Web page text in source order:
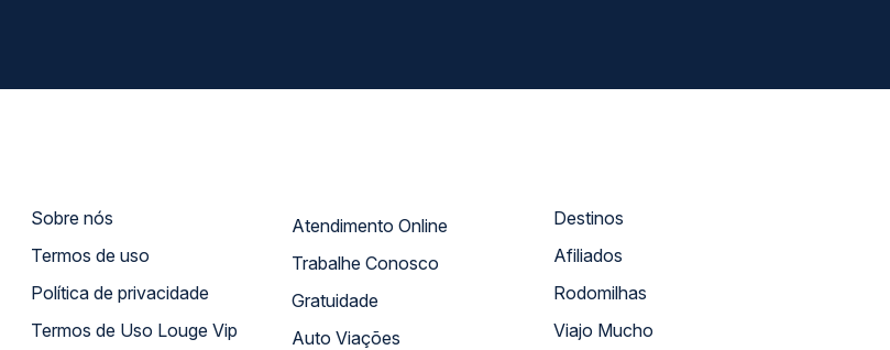
Sobre nós
Termos de uso
Política de privacidade
Termos de Uso Louge Vip
Atendimento Online
Trabalhe Conosco
Gratuidade
Auto Viações
Destinos
Afiliados
Rodomilhas
Viajo Mucho